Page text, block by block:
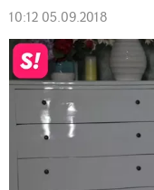
10:12 05.09.2018